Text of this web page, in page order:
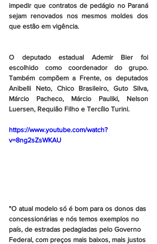
impedir que contratos de pedágio no Paraná
sejam renovados nos mesmos moldes dos
que estão em vigência.
O deputado estadual Ademir Bier foi
escolhido como coordenador do grupo.
Também compõem a Frente, os deputados
Anibelli Neto, Chico Brasileiro, Guto Silva,
Márcio Pacheco, Márcio Pauliki, Nelson
Luersen, Requião Filho e Tercílio Turini.
https://www.youtube.com/watch?
v=8ng2sZsWKAU
"O atual modelo só é bom para os donos das
concessionárias e nós temos exemplos no
país, de estradas pedagiadas pelo Governo
Federal, com preços mais baixos, mais justos